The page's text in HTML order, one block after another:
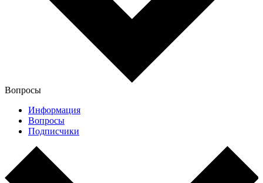
Вопросы
Информация
Вопросы
Подписчики